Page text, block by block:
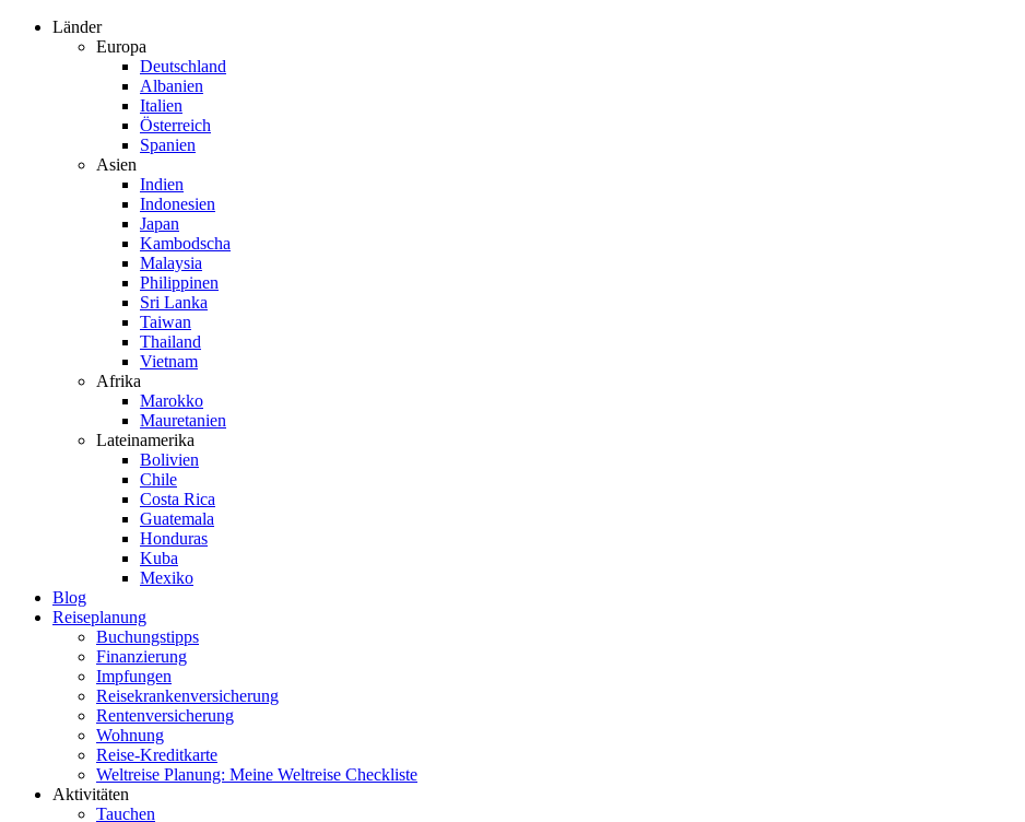
Zum
Länder
Europa
Deutschland
Albanien
Italien
Österreich
Spanien
Asien
Indien
Indonesien
Japan
Kambodscha
Malaysia
Philippinen
Sri Lanka
Taiwan
Thailand
Vietnam
Afrika
Marokko
Mauretanien
Lateinamerika
Bolivien
Chile
Costa Rica
Guatemala
Honduras
Kuba
Mexiko
Blog
Reiseplanung
Buchungstipps
Finanzierung
Impfungen
Reisekrankenversicherung
Rentenversicherung
Wohnung
Reise-Kreditkarte
Weltreise Planung: Meine Weltreise Checkliste
Aktivitäten
Tauchen